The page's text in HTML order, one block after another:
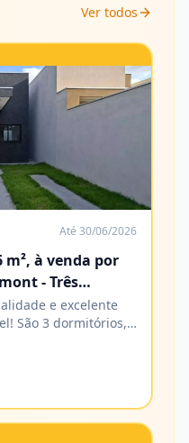
Ver todos
Até 30/06/2026
m², à venda por
- Três
São 3 dormitórios,
e excelente padrão